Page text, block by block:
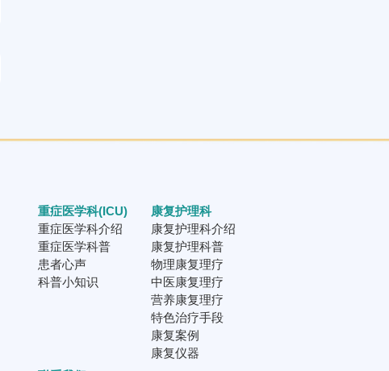
重症医学科(ICU)
重症医学科介绍
重症医学科普
患者心声
科普小知识
康复护理科
康复护理科介绍
康复护理科普
物理康复理疗
中医康复理疗
营养康复理疗
特色治疗手段
康复案例
康复仪器